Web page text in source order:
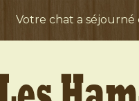
Votre chat a séjourné